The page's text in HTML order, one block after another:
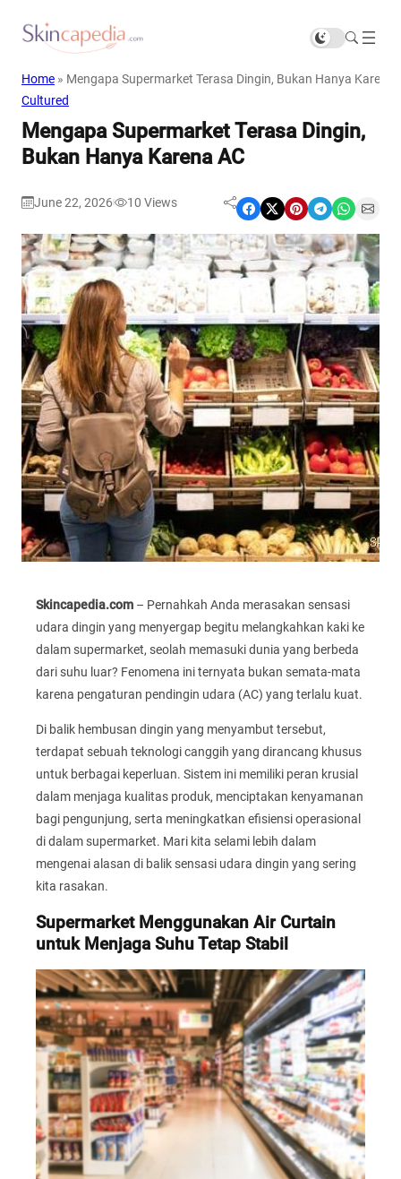
Home » Mengapa Supermarket Terasa Dingin, Bukan Hanya Karena
Cultured
Mengapa Supermarket Terasa Dingin,
Bukan Hanya Karena AC
June 22, 2026 10 Views Share on Facebook Share on X Share on Pinterest Share on Telegram Share on WhatsApp Share on Email
Skincapedia.com – Pernahkah Anda merasakan sensasi
udara dingin yang menyergap begitu melangkahkan kaki ke
dalam supermarket, seolah memasuki dunia yang berbeda
dari suhu luar? Fenomena ini ternyata bukan semata-mata
karena pengaturan pendingin udara (AC) yang terlalu kuat.
Di balik hembusan dingin yang menyambut tersebut,
terdapat sebuah teknologi canggih yang dirancang khusus
untuk berbagai keperluan. Sistem ini memiliki peran krusial
dalam menjaga kualitas produk, menciptakan kenyamanan
bagi pengunjung, serta meningkatkan efisiensi operasional
di dalam supermarket. Mari kita selami lebih dalam
mengenai alasan di balik sensasi udara dingin yang sering
kita rasakan.
Supermarket Menggunakan Air Curtain
untuk Menjaga Suhu Tetap Stabil